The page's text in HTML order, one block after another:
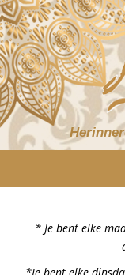
* Je bent elke